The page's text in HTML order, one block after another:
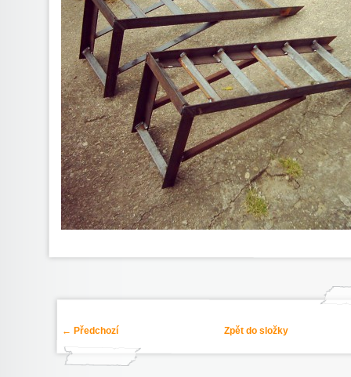
← Předchozí Zpět do složky